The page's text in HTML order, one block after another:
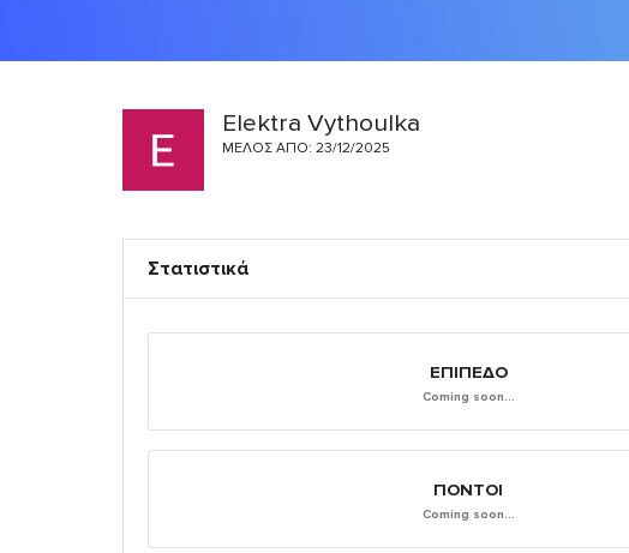
Elektra Vythoulka
ΜΈΛΟΣ ΑΠΌ: 23/12/2025
Στατιστικά
ΕΠΊΠΕΔΟ
Coming soon...
ΠΌΝΤΟΙ
Coming soon...